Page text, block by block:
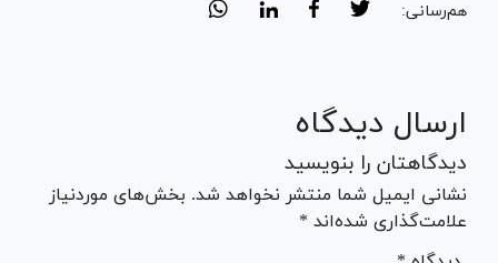
هم‌رسانی:
ارسال دیدگاه
دیدگاهتان را بنویسید
نشانی ایمیل شما منتشر نخواهد شد. بخش‌های موردنیاز
علامت‌گذاری شده‌اند *